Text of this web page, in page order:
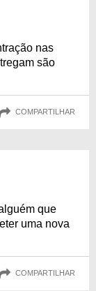
nas
são
COMPARTILHAR
que
uma nova
COMPARTILHAR